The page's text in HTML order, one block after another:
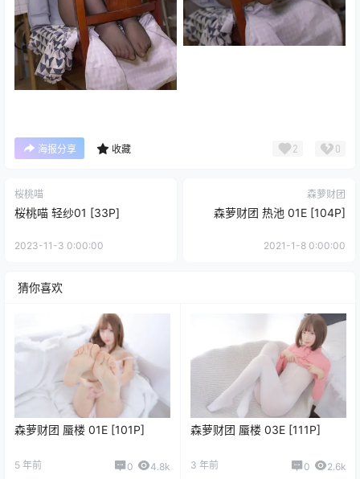
海报分享 收藏 2 0
桜桃喵
桜桃喵 轻纱01 [33P]
2023-11-3 0:00:00
森萝财团
森萝财团 热池 01E [104P]
2021-1-8 0:00:00
猜你喜欢
森萝财团 蜃楼 01E [101P]
5 年前 0 4.8k
森萝财团 蜃楼 03E [111P]
3 年前 0 2.6k